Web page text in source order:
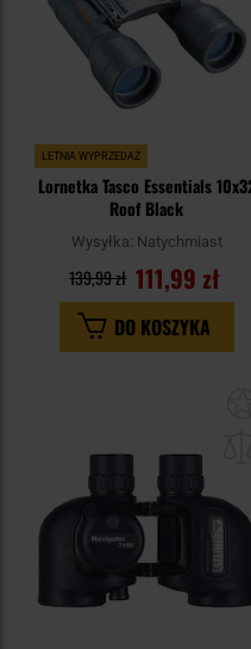
LETNIA WYPRZEDAŻ
Lornetka Tasco Essentials
Roof Black
Wysyłka: Natychmiast
111,99 zł
139,99 zł
DO KOSZYKA